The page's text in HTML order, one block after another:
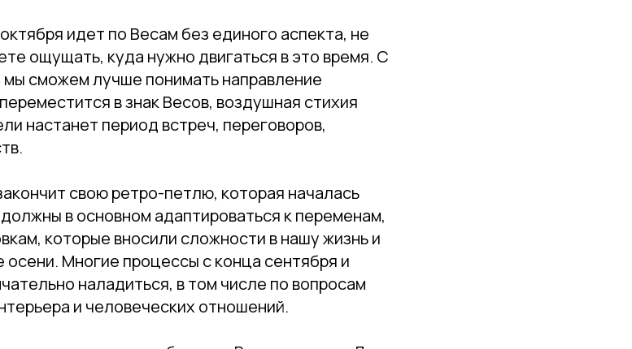
идет по Весам без единого аспекта, не
ощущать, куда нужно двигаться в это время. С
мы сможем лучше понимать направление
в знак Весов, воздушная стихия
настанет период встреч, переговоров,
свою ретро-петлю, которая началась
в основном адаптироваться к переменам,
которые вносили сложности в нашу жизнь и
осени. Многие процессы с конца сентября и
наладиться, в том числе по вопросам
и человеческих отношений.